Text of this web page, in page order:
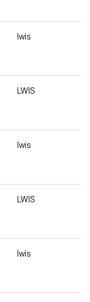
lwis
LWIS
lwis
LWIS
lwis